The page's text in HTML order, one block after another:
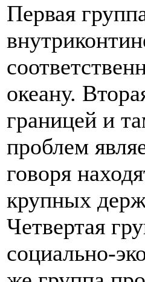
Первая
океану.
границей и
проблем
говоря
крупных
Четвертая
социально-